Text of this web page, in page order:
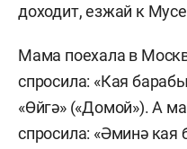
доходит, езжай к
Мама поехала в
спросила: «Кая
«Өйгә» («Домой»). А
спросила: «Әминә кая